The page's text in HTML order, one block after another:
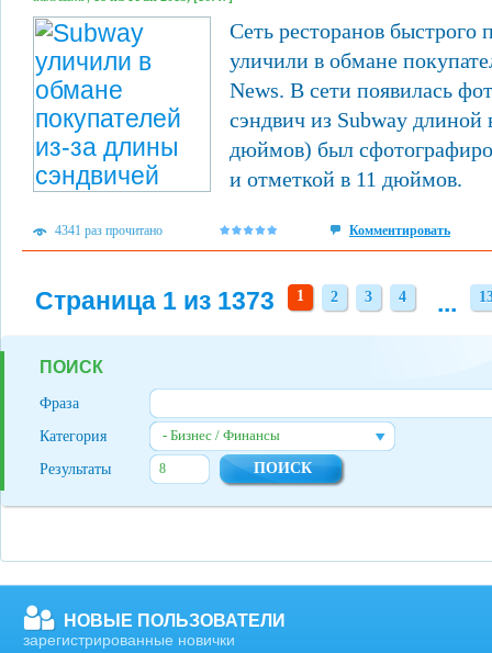
Сеть ресторанов быстрого
уличили в обмане
News. В сети появилась
сэндвич из Subway длиной
дюймов) был
и отметкой в 11 дюймов.
4341 раз прочитано Комментировать
Страница 1 из 1373 1 2
2 3
3 4
4 ...
ПОИСК
Фраза
Категория
- Бизнес / Финансы
Результаты
НОВЫЕ ПОЛЬЗОВАТЕЛИ
зарегистрированные новички